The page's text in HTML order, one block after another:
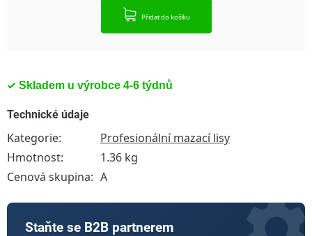
Skladem u výrobce 4-6 týdnů
Přidat do košíku
Technické údaje
Kategorie:
Profesionální mazací lisy
Hmotnost:
1.36 kg
Cenová skupina: A
Staňte se B2B partnerem